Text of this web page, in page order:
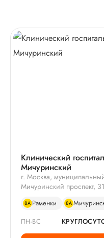
Клинический
Мичуринский
г. Москва,
Мичуринский проспект, 31
8А Раменки 8А
ПН-ВС